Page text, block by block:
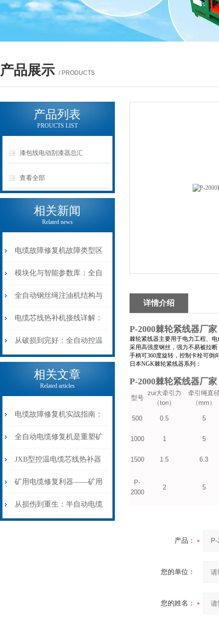
产品展示 / PRODUCTS
产品列表
PROUCTS LIST
漆包线电动刮漆器总汇
查看全部
相关新闻
Related news
电缆故障修复机故障类型区
分指南：从“绝缘电
阻”到“波形特征”的精准诊
断逻辑
模块化与智能参数库：全自
动电缆修复机的快速换型逻
辑
全自动钢丝绳注油机结构与
工作原理：揭秘高效润滑的
机械密码
电缆芯线热补机接线详解：
从入门到精通
从破损到完好：全自动控温
电缆热补机的核心价值
相关文章
Related articles
电缆故障修复机实战指南：
从“盲测”到“精确定点”的三
步作业法
全自动电缆修复机是重塑矿
山电力动脉的“智能外科医
生”
JXB型控温电缆芯线热补器
安装与接线：精准修复的工
艺基石
矿用电缆修复利器——矿用
电缆热补机智能控温，安全
从损伤到重生：半自动电缆
详情介绍
P-2000棘轮紧线器厂家
棘轮紧线器主要用于电力工程、
采用高强度钢丝，强力不易被拉
手柄可360度旋转，控制卡栓可倒
日本NGK棘轮紧线器系列：
P-2000棘轮紧线器厂家
型号
zui大牵引力
（ton）
牵引绳直
（mm）
500 0.5 5
1000 1 5
1500 1.5 6.3
P-
2000
2 5
产品：
您的单位：
您的姓名：